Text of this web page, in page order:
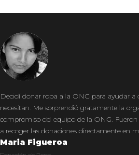
Decidí donar ropa a la ONG para ayudar a
necesitan. Me sorprendió gratamente la
compromiso del equipo de la ONG.
a recoger las donaciones directamente en
Maria Figueroa